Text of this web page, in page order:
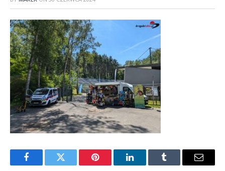
FacebookTwitter Pinterest LinkedInTumblr Email